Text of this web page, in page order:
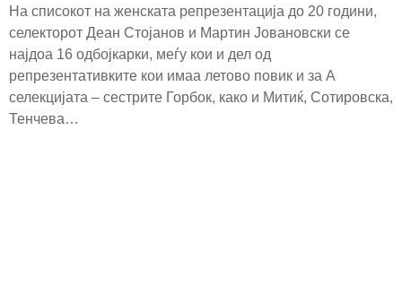
На списокот на женската репрезентација до 20 години,
селекторот Деан Стојанов и Мартин Јовановски се
најдоа 16 одбојкарки, меѓу кои и дел од
репрезентативките кои имаа летово повик и за А
селекцијата – сестрите Горбок, како и Митиќ, Сотировска,
Тенчева…